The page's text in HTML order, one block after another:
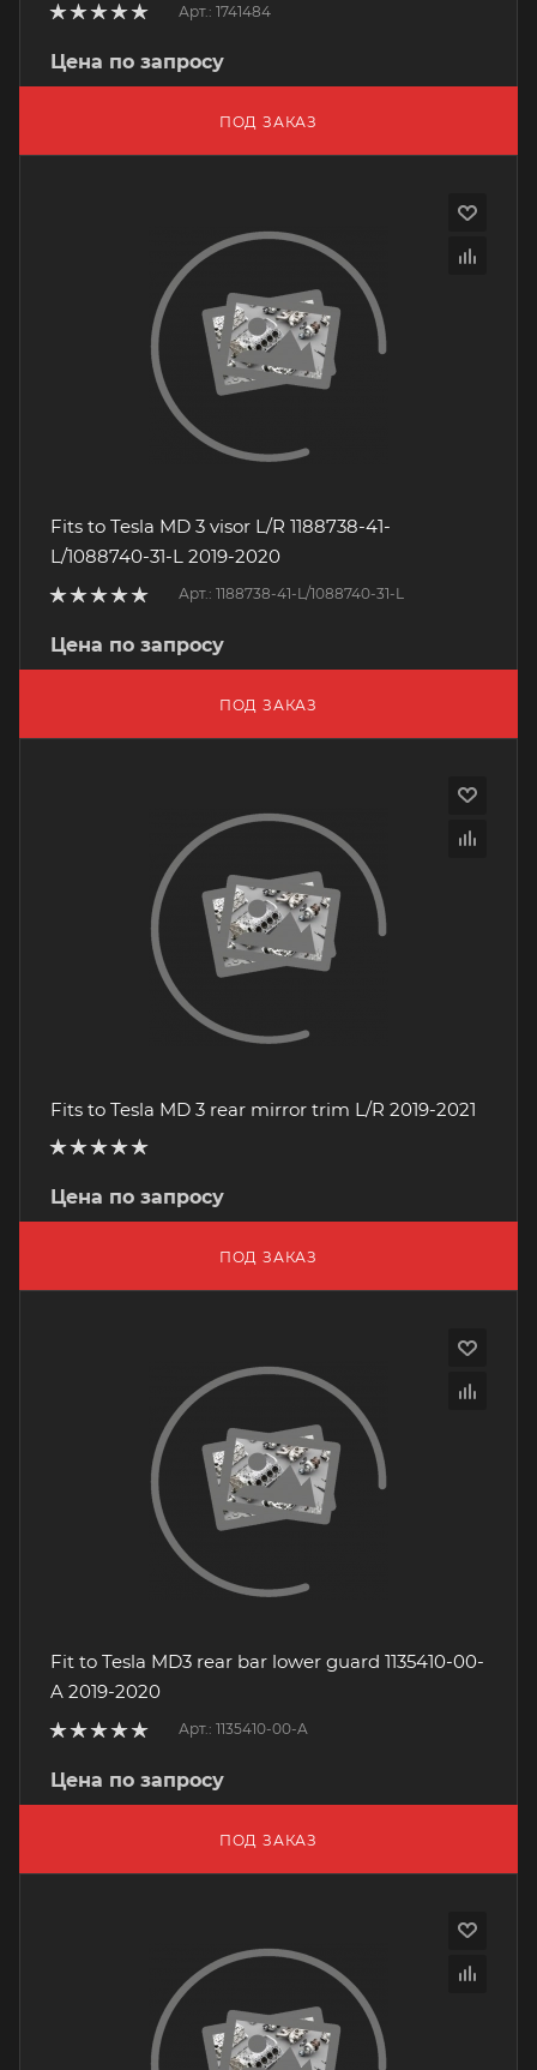
Арт.: 1741484
Цена по запросу
ПОД ЗАКАЗ
Fits to Tesla MD 3 visor L/R 1188738-41-
L/1088740-31-L 2019-2020
Арт.: 1188738-41-L/1088740-31-L
Цена по запросу
ПОД ЗАКАЗ
Fits to Tesla MD 3 rear mirror trim L/R 2019-2021
Цена по запросу
ПОД ЗАКАЗ
Fit to Tesla MD3 rear bar lower guard 1135410-00-
A 2019-2020
Арт.: 1135410-00-A
Цена по запросу
ПОД ЗАКАЗ